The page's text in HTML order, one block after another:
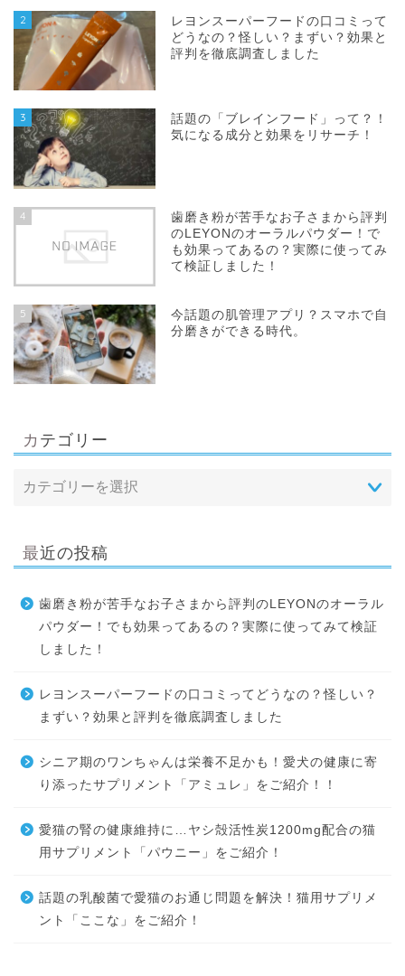
2
レヨンスーパーフードの口コミって
どうなの？怪しい？まずい？効果と
評判を徹底調査しました
3
話題の「ブレインフード」って？！
気になる成分と効果をリサーチ！
4
歯磨き粉が苦手なお子さまから評判
のLEYONのオーラルパウダー！で
も効果ってあるの？実際に使ってみ
て検証しました！
5
今話題の肌管理アプリ？スマホで自
分磨きができる時代。
カテゴリー
最近の投稿
歯磨き粉が苦手なお子さまから評判のLEYONのオーラル
パウダー！でも効果ってあるの？実際に使ってみて検証
しました！
レヨンスーパーフードの口コミってどうなの？怪しい？
まずい？効果と評判を徹底調査しました
シニア期のワンちゃんは栄養不足かも！愛犬の健康に寄
り添ったサプリメント「アミュレ」をご紹介！！
愛猫の腎の健康維持に…ヤシ殻活性炭1200mg配合の猫
用サプリメント「パウニー」をご紹介！
話題の乳酸菌で愛猫のお通じ問題を解決！猫用サプリメ
ント「ここな」をご紹介！